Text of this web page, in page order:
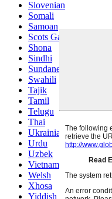
Slovenian
Somali
Samoan
Scots Gaelic
Shona
Sindhi
Sundanese
Swahili
Tajik
Tamil
Telugu
Thai
Ukrainian
Urdu
Uzbek
Vietnamese
Welsh
Xhosa
Yiddish